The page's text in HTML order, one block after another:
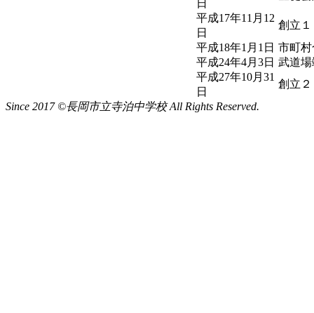
日
平成17年11月12
日
創立
平成18年1月1日 市町
平成24年4月3日 武道
平成27年10月31
日
創立
Since 2017 ©長岡市立寺泊中学校 All Rights Reserved.